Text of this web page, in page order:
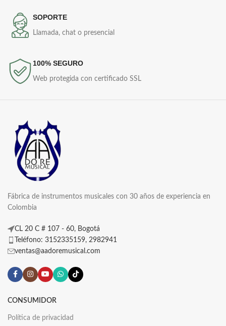
SOPORTE
Llamada, chat o presencial
100% SEGURO
Web protegida con certificado SSL
Fábrica de instrumentos musicales con 30 años de experiencia en
Colombia
CL 20 C # 107 - 60, Bogotá
Teléfono: 3152335159, 2982941
ventas@aadoremusical.com
CONSUMIDOR
Política de privacidad